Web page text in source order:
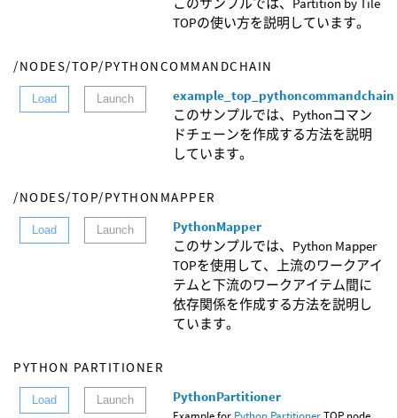
TOPの使い方を説明しています。
/NODES/TOP/PYTHONCOMMANDCHAIN
Load Launch
example_top_pythoncommandchain
このサンプルでは、Pythonコマン
ドチェーンを作成する方法を説明
しています。
/NODES/TOP/PYTHONMAPPER
Load Launch
PythonMapper
このサンプルでは、Python Mapper
TOPを使用して、上流のワークアイ
テムと下流のワークアイテム間に
依存関係を作成する方法を説明し
ています。
PYTHON PARTITIONER
Load Launch PythonPartitioner